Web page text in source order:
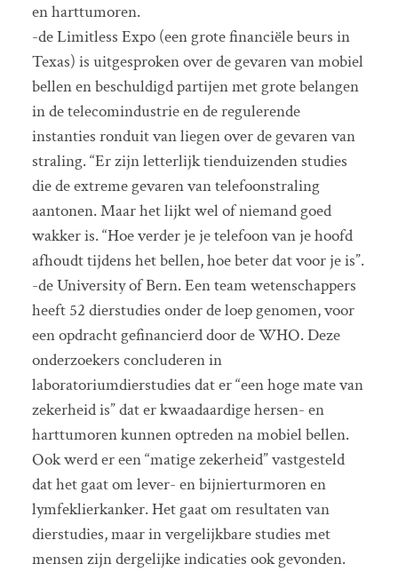
en harttumoren.
-de Limitless Expo (een grote financiële beurs in
Texas) is uitgesproken over de gevaren van mobiel
bellen en beschuldigd partijen met grote belangen
in de telecomindustrie en de regulerende
instanties ronduit van liegen over de gevaren van
straling. “Er zijn letterlijk tienduizenden studies
die de extreme gevaren van telefoonstraling
aantonen. Maar het lijkt wel of niemand goed
wakker is. “Hoe verder je je telefoon van je hoofd
afhoudt tijdens het bellen, hoe beter dat voor je is”.
-de University of Bern. Een team wetenschappers
heeft 52 dierstudies onder de loep genomen, voor
een opdracht gefinancierd door de WHO. Deze
onderzoekers concluderen in
laboratoriumdierstudies dat er “een hoge mate van
zekerheid is” dat er kwaadaardige hersen- en
harttumoren kunnen optreden na mobiel bellen.
Ook werd er een “matige zekerheid” vastgesteld
dat het gaat om lever- en bijnierturmoren en
lymfeklierkanker. Het gaat om resultaten van
dierstudies, maar in vergelijkbare studies met
mensen zijn dergelijke indicaties ook gevonden.